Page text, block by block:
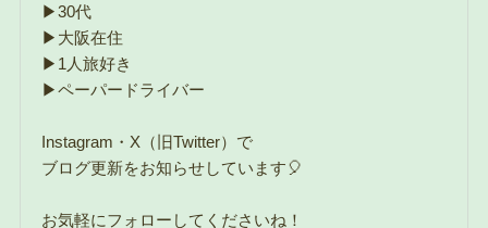
▶30代
▶大阪在住
▶1人旅好き
▶ペーパードライバー
Instagram・X（旧Twitter）で
ブログ更新をお知らせしています🎈
お気軽にフォローしてくださいね！